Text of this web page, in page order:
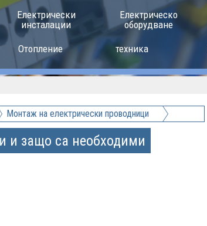
Електрически
инсталации
Електрическо
оборудване
Отопление техника
Монтаж на електрически проводници
и защо са необходими